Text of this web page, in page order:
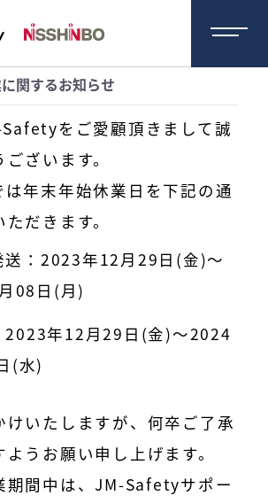
関するお知らせ
をご愛顧頂きまして誠
ざいます。
年末年始休業日を下記の通
だきます。
送：2023年12月29日(金)～
08日(月)
2023年12月29日(金)～2024
(水)
けいたしますが、何卒ご了承
うお願い申し上げます。
期間中は、JM-Safetyサポー